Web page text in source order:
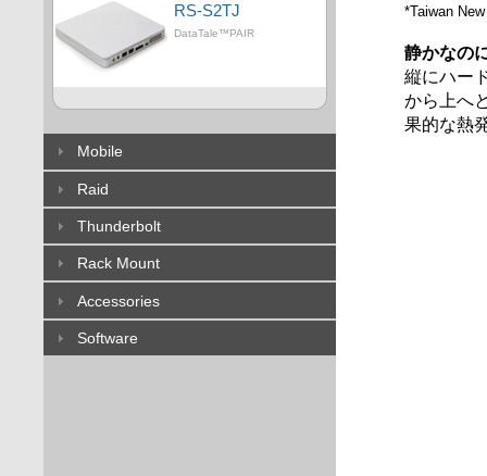
RS-S2TJ
DataTale™PAIR
Mobile
Raid
Thunderbolt
Rack Mount
Accessories
Software
*Taiwan
静かなの
縦にハー
から上へ
果的な熱